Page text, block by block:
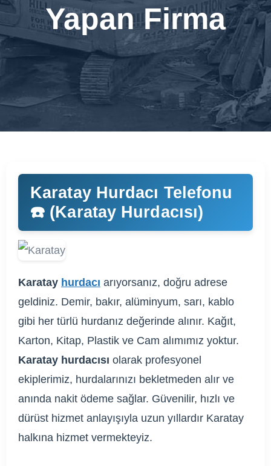
Yapan Firma
Karatay Hurdacı Telefonu
☎️ (Karatay Hurdacısı)
Karatay hurdacı arıyorsanız, doğru adrese
geldiniz. Demir, bakır, alüminyum, sarı, kablo
gibi her türlü hurdanız değerinde alınır. Kağıt,
Karton, Kitap, Plastik ve Cam alımımız yoktur.
Karatay hurdacısı olarak profesyonel
ekiplerimiz, hurdalarınızı bekletmeden alır ve
anında nakit ödeme sağlar. Güvenilir, hızlı ve
dürüst hizmet anlayışıyla uzun yıllardır Karatay
halkına hizmet vermekteyiz.